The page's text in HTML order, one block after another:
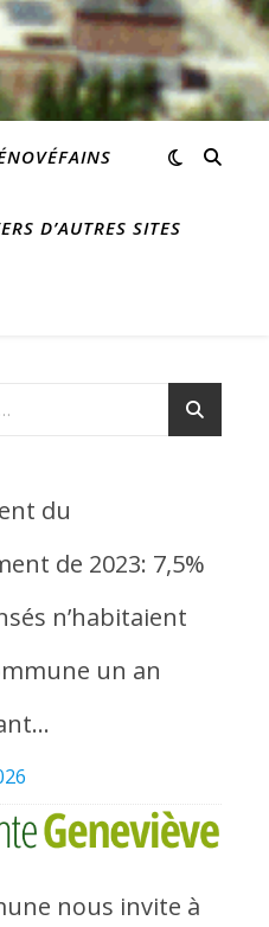
D’AUTRES SITES
du
de 2023: 7,5%
n’habitaient
un an
nous invite à